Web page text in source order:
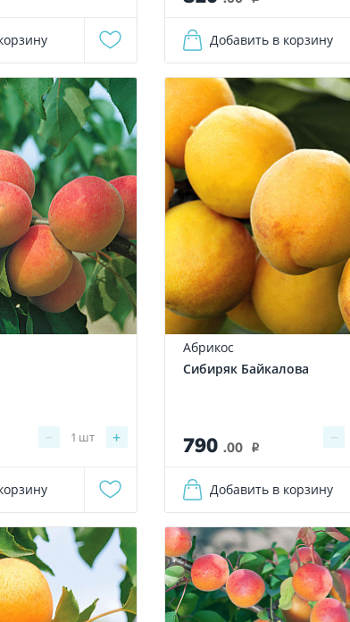
Добавить в корзину
− +
1 шт
Абрикос
Сибиряк Байкалова
790 .00 i
−
Добавить в корзину